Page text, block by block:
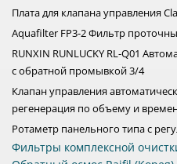
Плата для клапана управления
Aquafilter FP3-2 Фильтр
RUNXIN RUNLUCKY RL-Q01
с обратной промывкой 3/4
Клапан управления
регенерация по объему и
Ротаметр панельного типа с
Фильтры комплексной